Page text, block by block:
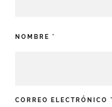
NOMBRE *
CORREO ELECTRÓNICO *